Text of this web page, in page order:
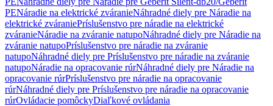
PENáradie na elektrické zváranieNáhradné diely pre Náradie na
elektrické zváraniePríslušenstvo pre náradie na elektrické
zváranieNáradie na zváranie natupoNáhradné diely pre Náradie na
zváranie natupoPríslušenstvo pre náradie na zváranie
natupoNáhradné diely pre Príslušenstvo pre náradie na zváranie
natupoNáradie na opracovanie rúrNáhradné diely pre Náradie na
opracovanie rúrPríslušenstvo pre náradie na opracovanie
rúrNáhradné diely pre Príslušenstvo pre náradie na opracovanie
rúrOvládacie pomôckyDiaľkové ovládania